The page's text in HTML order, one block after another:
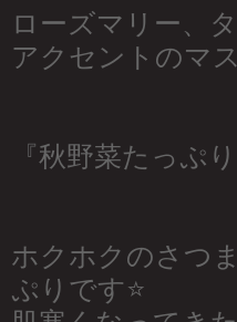
ローズマリー、
アクセントのマ
『秋野菜たっぷ
ホクホクのさつ
ぷりです⭐️